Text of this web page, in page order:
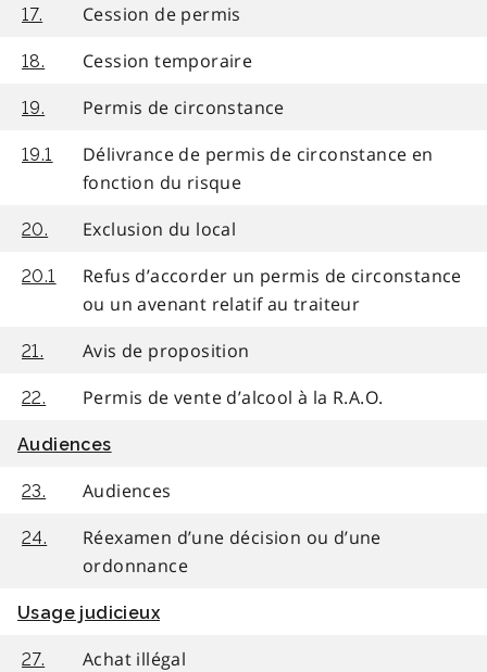
17. Cession de permis
18. Cession temporaire
19. Permis de circonstance
19.1
Délivrance de permis de circonstance en
fonction du risque
20. Exclusion du local
20.1
Refus d’accorder un permis de circonstance
ou un avenant relatif au traiteur
21. Avis de proposition
22. Permis de vente d’alcool à la R.A.O.
Audiences
23. Audiences
24.
Réexamen d’une décision ou d’une
ordonnance
Usage judicieux
27. Achat illégal